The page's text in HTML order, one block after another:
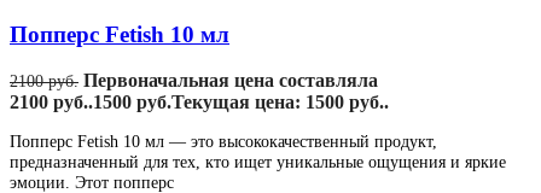
Попперс Fetish 10 мл
2100руб. Первоначальная цена составляла
2100 руб..1500 руб.Текущая цена: 1500 руб..
Попперс Fetish 10 мл — это высококачественный продукт,
предназначенный для тех, кто ищет уникальные ощущения и яркие
эмоции. Этот попперс